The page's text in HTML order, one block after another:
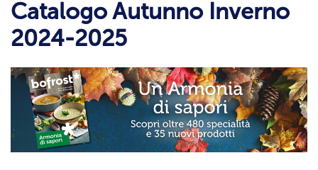
Catalogo Autunno Inverno
2024-2025